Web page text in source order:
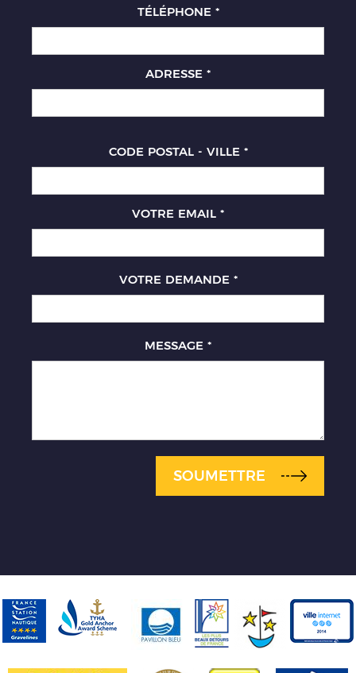
TÉLÉPHONE *
ADRESSE *
CODE POSTAL - VILLE *
VOTRE EMAIL *
VOTRE DEMANDE *
MESSAGE *
SOUMETTRE